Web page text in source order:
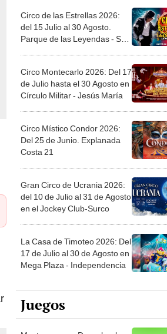
del 15 Julio al 30 Agosto.
Parque de las Leyendas - San
Miguel
de Julio hasta el 30 Agosto en
Círculo Militar - Jesús María
Del 25 de Junio. Explanada
Costa 21
del 10 de Julio al 31 de Agosto
en el Jockey Club-Surco
17 de Julio al 30 de Agosto en
Mega Plaza - Independencia
Juegos